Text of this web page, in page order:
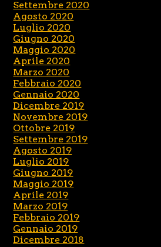
Settembre 2020
Agosto 2020
Luglio 2020
Giugno 2020
Maggio 2020
Aprile 2020
Marzo 2020
Febbraio 2020
Gennaio 2020
Dicembre 2019
Novembre 2019
Ottobre 2019
Settembre 2019
Agosto 2019
Luglio 2019
Giugno 2019
Maggio 2019
Aprile 2019
Marzo 2019
Febbraio 2019
Gennaio 2019
Dicembre 2018